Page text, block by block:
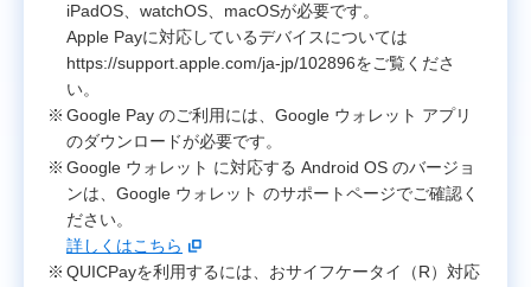
iPadOS、watchOS、macOSが必要です。
Apple Payに対応しているデバイスについては
https://support.apple.com/ja-jp/102896をご覧くださ
い。
Google Pay のご利用には、Google ウォレット アプリ
のダウンロードが必要です。
Google ウォレット に対応する Android OS のバージョ
ンは、Google ウォレット のサポートページでご確認く
ださい。
詳しくはこちら
QUICPayを利用するには、おサイフケータイ（R）対応